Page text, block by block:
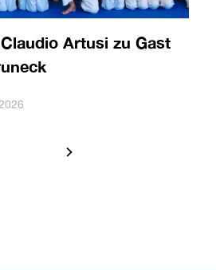
Artusi zu Gast